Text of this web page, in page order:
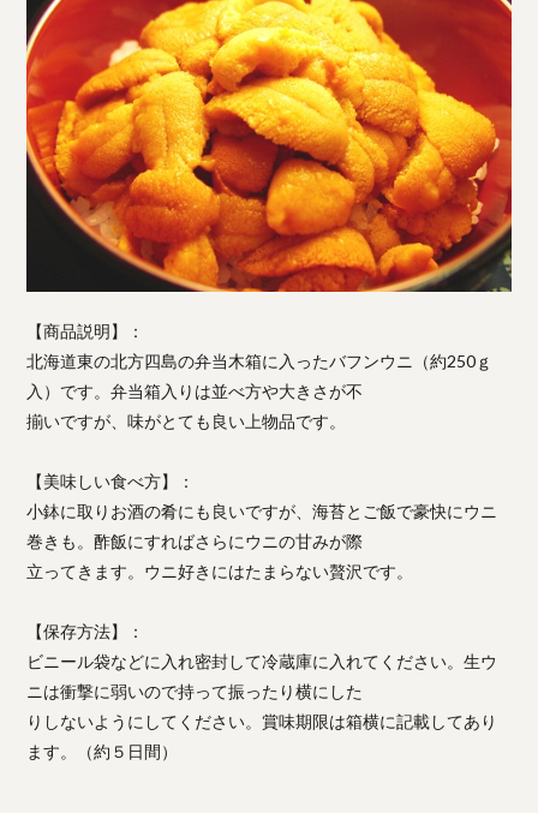
【商品説明】：
北海道東の北方四島の弁当木箱に入ったバフンウニ（約250ｇ
入）です。弁当箱入りは並べ方や大きさが不
揃いですが、味がとても良い上物品です。
【美味しい食べ方】：
小鉢に取りお酒の肴にも良いですが、海苔とご飯で豪快にウニ
巻きも。酢飯にすればさらにウニの甘みが際
立ってきます。ウニ好きにはたまらない贅沢です。
【保存方法】：
ビニール袋などに入れ密封して冷蔵庫に入れてください。生ウ
ニは衝撃に弱いので持って振ったり横にした
りしないようにしてください。賞味期限は箱横に記載してあり
ます。（約５日間）